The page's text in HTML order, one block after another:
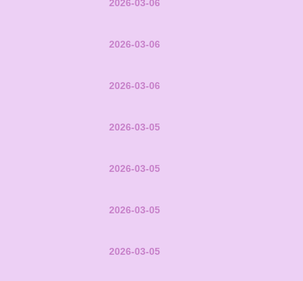
2026-03-06
2026-03-06
2026-03-06
2026-03-05
2026-03-05
2026-03-05
2026-03-05